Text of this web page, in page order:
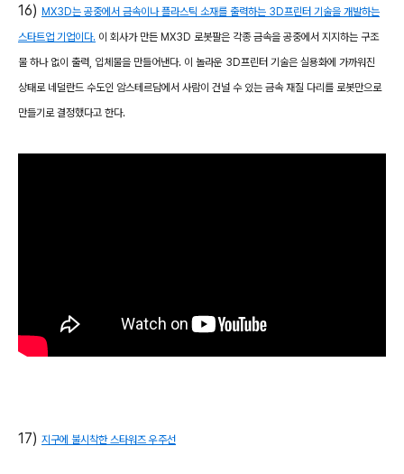
16) MX3D는 공중에서 금속이나 플라스틱 소재를 출력하는 3D프린터 기술을 개발하는
스타트업 기업이다. 이 회사가 만든 MX3D 로봇팔은 각종 금속을 공중에서 지지하는 구조
물 하나 없이 출력, 입체물을 만들어낸다. 이 놀라운 3D프린터 기술은 실용화에 가까워진
상태로 네덜란드 수도인 암스테르담에서 사람이 건널 수 있는 금속 재질 다리를 로봇만으로
만들기로 결정했다고 한다.
17) 지구에 불시착한 스타워즈 우주선